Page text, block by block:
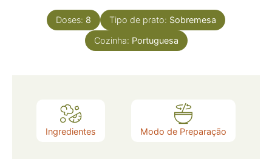
Doses: 8 Tipo de prato: Sobremesa
Cozinha: Portuguesa
Ingredientes Modo de Preparação